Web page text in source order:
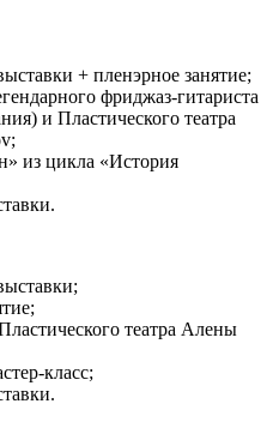
+ пленэрное занятие;
фриджаз-гитариста
и Пластического театра
из цикла «История
театра Алены
класс;